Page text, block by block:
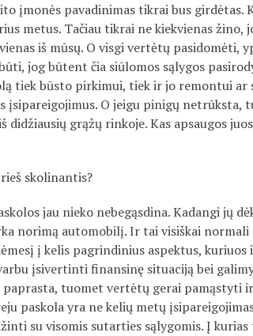
įmonės pavadinimas tikrai bus girdėtas.
metus. Tačiau tikrai ne kiekvienas
iš mūsų. O visgi vertėtų pasidomėti,
jog būtent čia siūlomos sąlygos
tiek būsto pirkimui, tiek ir jo remontui
įsipareigojimus. O jeigu pinigų netrūksta,
didžiausių grąžų rinkoje. Kas apsaugos
skolinantis?
jau nieko nebegąsdina. Kadangi jų
norimą automobilį. Ir tai visiškai
į kelis pagrindinius aspektus, kuriuos
įsivertinti finansinę situaciją bei
paprasta, tuomet vertėtų gerai pamąstyti
paskola yra ne kelių metų
su visomis sutarties sąlygomis. Į